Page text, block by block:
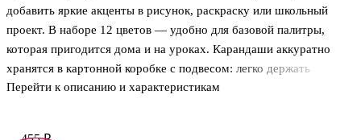
добавить яркие акценты в рисунок, раскраску или школьный
проект. В наборе 12 цветов — удобно для базовой палитры,
которая пригодится дома и на уроках. Карандаши аккуратно
хранятся в картонной коробке с подвесом: легко держать
порядок в пенале и брать набор с собой. Подходят для
Перейти к описанию и характеристикам
24 листа